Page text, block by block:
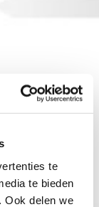
te
te bieden
Ook delen we